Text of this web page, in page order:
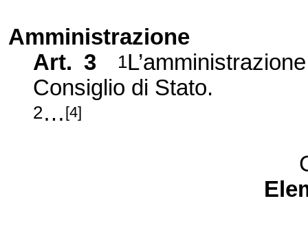
Amministrazione
Art. 3
1
Consiglio di Stato.
2… [4]